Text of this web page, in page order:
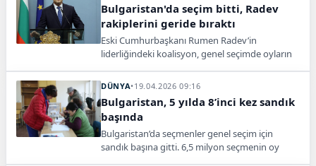
Bulgaristan'da seçim bitti, Radev
rakiplerini geride bıraktı
Eski Cumhurbaşkanı Rumen Radev’in
liderliğindeki koalisyon, genel seçimde oyların
DÜNYA•19.04.2026 09:16
Bulgaristan, 5 yılda 8’inci kez sandık
başında
Bulgaristan’da seçmenler genel seçim için
sandık başına gitti. 6,5 milyon seçmenin oy